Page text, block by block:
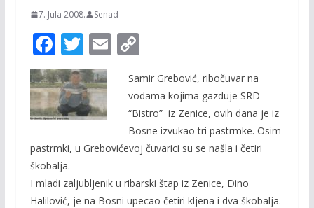
7. Jula 2008. Senad
F
ac
e
b
o
k
T
w
itt
er
E
ai
C
p
y
Li
n
k
Samir Grebović, ribočuvar na
vodama kojima gazduje SRD
“Bistro” iz Zenice, ovih dana je iz
Bosne izvukao tri pastrmke. Osim
pastrmki, u Grebovićevoj čuvarici su se našla i četiri
škobalja.
I mladi zaljubljenik u ribarski štap iz Zenice, Dino
Halilović, je na Bosni upecao četiri kljena i dva škobalja.